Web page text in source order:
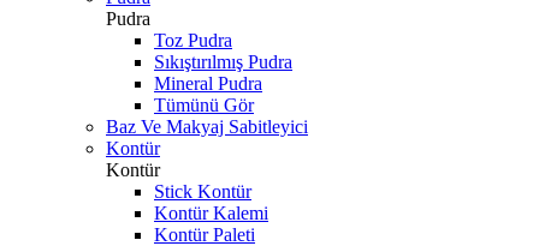
Pudra
Toz Pudra
Sıkıştırılmış Pudra
Mineral Pudra
Tümünü Gör
Baz Ve Makyaj Sabitleyici
Kontür
Kontür
Stick Kontür
Kontür Kalemi
Kontür Paleti